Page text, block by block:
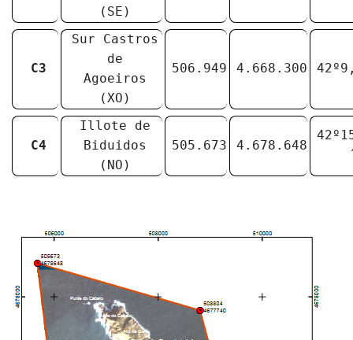
(SE)
C3
Sur Castros
de
Agoeiros
(XO)
506.949 4.668.300
C4
Illote de
Biduidos
(NO)
505.673 4.678.648